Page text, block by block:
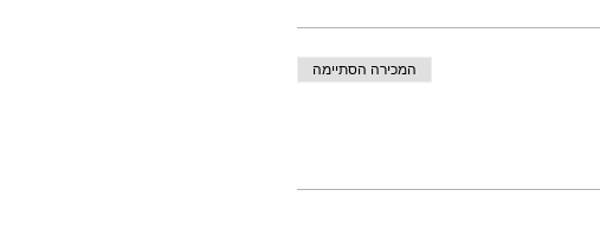
המכירה הסתיימה